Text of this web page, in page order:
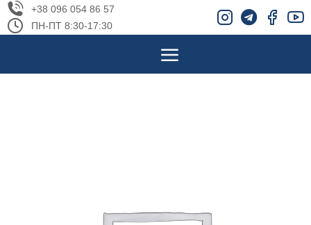
+38 096 054 86 57
ПН-ПТ 8:30-17:30